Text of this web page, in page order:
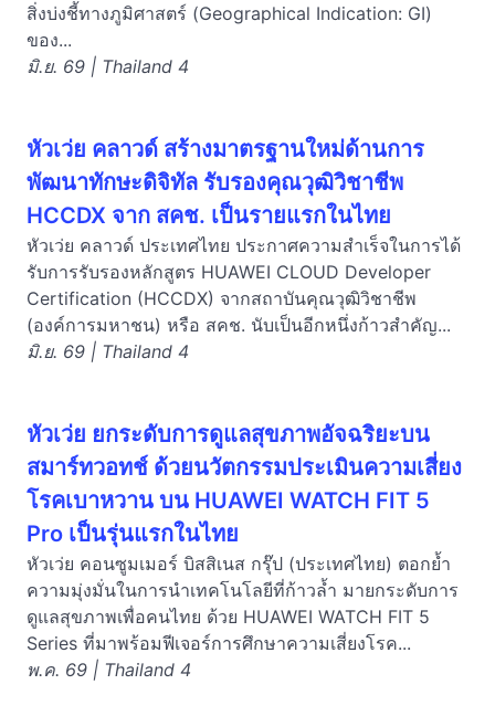
สิ่งบ่งชี้ทางภูมิศาสตร์ (Geographical Indication: GI)
ของ...
มิ.ย. 69 | Thailand 4
หัวเว่ย คลาวด์ สร้างมาตรฐานใหม่ด้านการ
พัฒนาทักษะดิจิทัล รับรองคุณวุฒิวิชาชีพ
HCCDX จาก สคช. เป็นรายแรกในไทย
หัวเว่ย คลาวด์ ประเทศไทย ประกาศความสำเร็จในการได้
รับการรับรองหลักสูตร HUAWEI CLOUD Developer
Certification (HCCDX) จากสถาบันคุณวุฒิวิชาชีพ
(องค์การมหาชน) หรือ สคช. นับเป็นอีกหนึ่งก้าวสำคัญ...
มิ.ย. 69 | Thailand 4
หัวเว่ย ยกระดับการดูแลสุขภาพอัจฉริยะบน
สมาร์ทวอทช์ ด้วยนวัตกรรมประเมินความเสี่ยง
โรคเบาหวาน บน HUAWEI WATCH FIT 5
Pro เป็นรุ่นแรกในไทย
หัวเว่ย คอนซูมเมอร์ บิสสิเนส กรุ๊ป (ประเทศไทย) ตอกย้ำ
ความมุ่งมั่นในการนำเทคโนโลยีที่ก้าวล้ำ มายกระดับการ
ดูแลสุขภาพเพื่อคนไทย ด้วย HUAWEI WATCH FIT 5
Series ที่มาพร้อมฟีเจอร์การศึกษาความเสี่ยงโรค...
พ.ค. 69 | Thailand 4